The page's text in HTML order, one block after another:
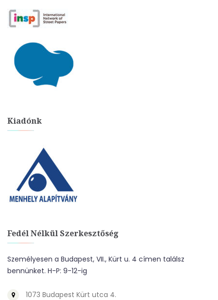
Kiadónk
Fedél Nélkül Szerkesztőség
Személyesen a Budapest, VII., Kürt u. 4 címen találsz
bennünket. H-P: 9-12-ig
1073 Budapest Kürt utca 4.